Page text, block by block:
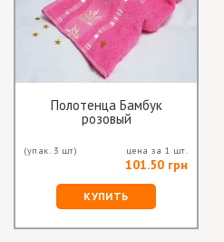
Полотенца Бамбук
розовый
(упак. 3 шт) цена за 1 шт.
101.50 грн
КУПИТЬ